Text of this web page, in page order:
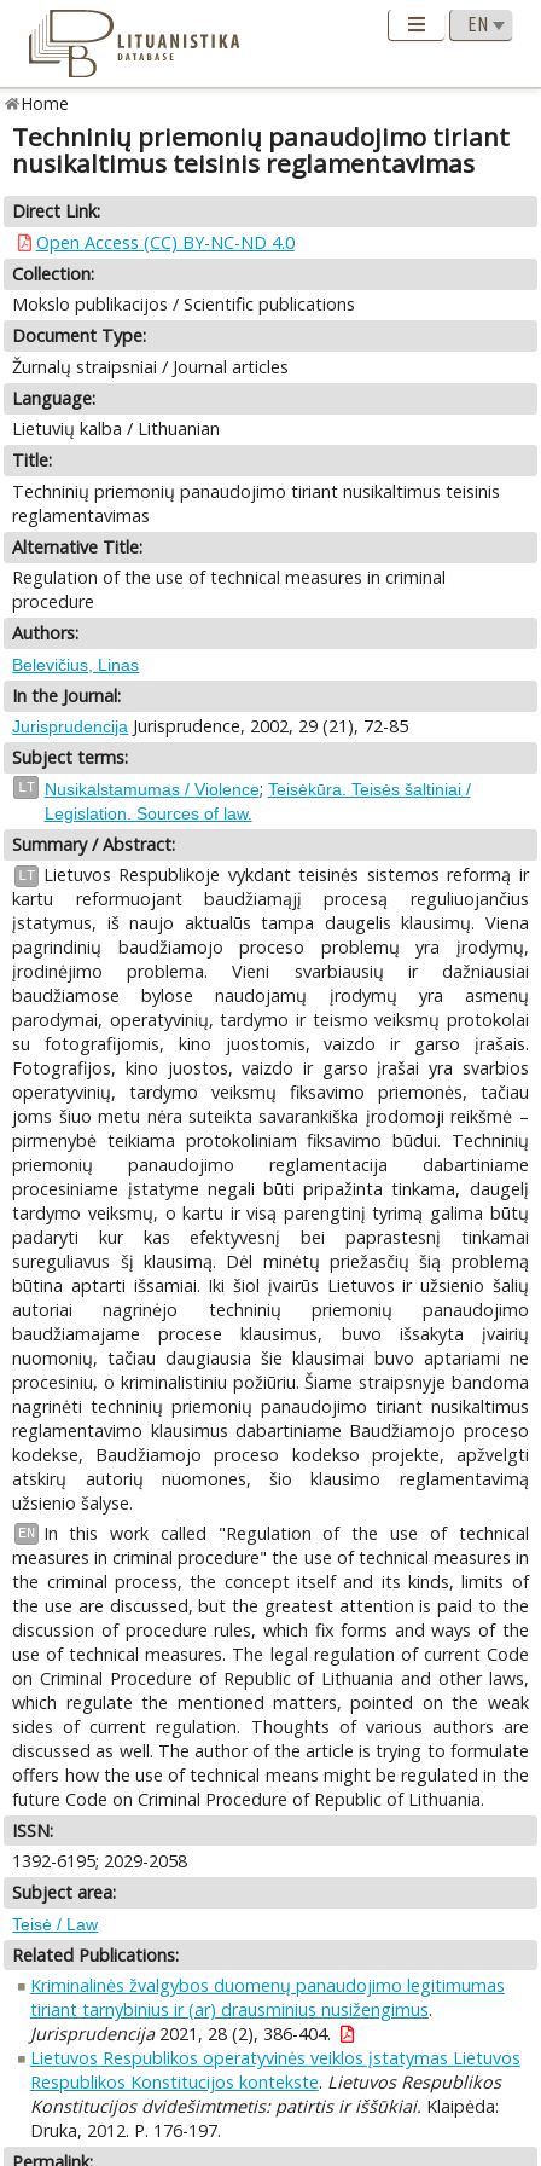
Home
Techninių priemonių panaudojimo tiriant
nusikaltimus teisinis reglamentavimas
Direct Link:
Open Access (CC) BY-NC-ND 4.0
Collection:
Mokslo publikacijos / Scientific publications
Document Type:
Žurnalų straipsniai / Journal articles
Language:
Lietuvių kalba / Lithuanian
Title:
Techninių priemonių panaudojimo tiriant nusikaltimus teisinis
reglamentavimas
Alternative Title:
Regulation of the use of technical measures in criminal
procedure
Authors:
Belevičius, Linas
In the Journal:
Jurisprudencija Jurisprudence, 2002, 29 (21), 72-85
Subject terms:
LT Nusikalstamumas / Violence; Teisėkūra. Teisės šaltiniai /
Legislation. Sources of law.
Summary / Abstract:
LT
Lietuvos Respublikoje vykdant teisinės sistemos reformą ir
kartu reformuojant baudžiamąjį procesą reguliuojančius
įstatymus, iš naujo aktualūs tampa daugelis klausimų. Viena
pagrindinių baudžiamojo proceso problemų yra įrodymų,
įrodinėjimo problema. Vieni svarbiausių ir dažniausiai
baudžiamose bylose naudojamų įrodymų yra asmenų
parodymai, operatyvinių, tardymo ir teismo veiksmų protokolai
su fotografijomis, kino juostomis, vaizdo ir garso įrašais.
Fotografijos, kino juostos, vaizdo ir garso įrašai yra svarbios
operatyvinių, tardymo veiksmų fiksavimo priemonės, tačiau
joms šiuo metu nėra suteikta savarankiška įrodomoji reikšmė –
pirmenybė teikiama protokoliniam fiksavimo būdui. Techninių
priemonių panaudojimo reglamentacija dabartiniame
procesiniame įstatyme negali būti pripažinta tinkama, daugelį
tardymo veiksmų, o kartu ir visą parengtinį tyrimą galima būtų
padaryti kur kas efektyvesnį bei paprastesnį tinkamai
sureguliavus šį klausimą. Dėl minėtų priežasčių šią problemą
būtina aptarti išsamiai. Iki šiol įvairūs Lietuvos ir užsienio šalių
autoriai nagrinėjo techninių priemonių panaudojimo
baudžiamajame procese klausimus, buvo išsakyta įvairių
nuomonių, tačiau daugiausia šie klausimai buvo aptariami ne
procesiniu, o kriminalistiniu požiūriu. Šiame straipsnyje bandoma
nagrinėti techninių priemonių panaudojimo tiriant nusikaltimus
reglamentavimo klausimus dabartiniame Baudžiamojo proceso
kodekse, Baudžiamojo proceso kodekso projekte, apžvelgti
atskirų autorių nuomones, šio klausimo reglamentavimą
užsienio šalyse.
EN
In this work called "Regulation of the use of technical
measures in criminal procedure" the use of technical measures in
the criminal process, the concept itself and its kinds, limits of
the use are discussed, but the greatest attention is paid to the
discussion of procedure rules, which fix forms and ways of the
use of technical measures. The legal regulation of current Code
on Criminal Procedure of Republic of Lithuania and other laws,
which regulate the mentioned matters, pointed on the weak
sides of current regulation. Thoughts of various authors are
discussed as well. The author of the article is trying to formulate
offers how the use of technical means might be regulated in the
future Code on Criminal Procedure of Republic of Lithuania.
ISSN:
1392-6195; 2029-2058
Subject area:
Teisė / Law
Related Publications:
Kriminalinės žvalgybos duomenų panaudojimo legitimumas
tiriant tarnybinius ir (ar) drausminius nusižengimus.
Jurisprudencija2021, 28 (2), 386-404.
Lietuvos Respublikos operatyvinės veiklos įstatymas Lietuvos
Respublikos Konstitucijos kontekste. Lietuvos Respublikos
Konstitucijos dvidešimtmetis: patirtis ir iššūkiai. Klaipėda:
Druka, 2012. P. 176-197.